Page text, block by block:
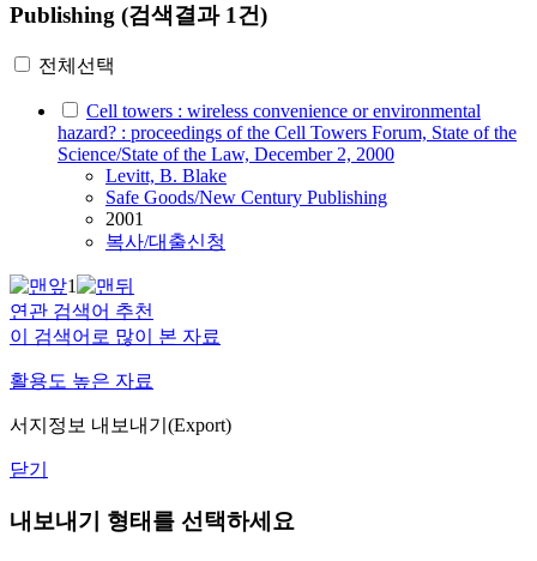
Publishing (검색결과 1건)
전체선택
Cell towers : wireless convenience or environmental
hazard? : proceedings of the Cell Towers Forum, State of the
Science/State of the Law, December 2, 2000
Levitt, B. Blake
Safe Goods/New Century Publishing
2001
복사/대출신청
1
연관 검색어 추천
이 검색어로 많이 본 자료
활용도 높은 자료
서지정보 내보내기(Export)
닫기
내보내기 형태를 선택하세요